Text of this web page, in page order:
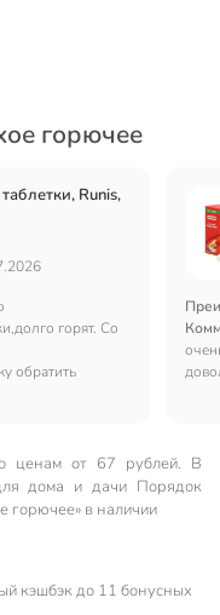
горючее
Runis,
горят. Со
обратить
ценам от 67 рублей. В
дома и дачи Порядок
горючее» в наличии
кэшбэк до 11 бонусных